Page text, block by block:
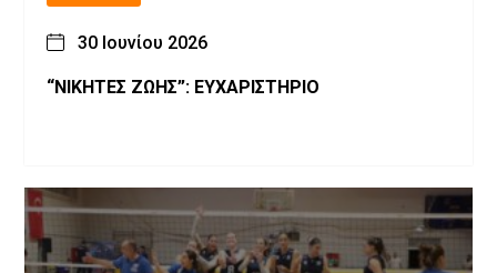
30 Ιουνίου 2026
“ΝΙΚΗΤΕΣ ΖΩΗΣ”: ΕΥΧΑΡΙΣΤΗΡΙΟ